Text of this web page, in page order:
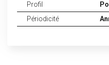
Profil
Périodicité